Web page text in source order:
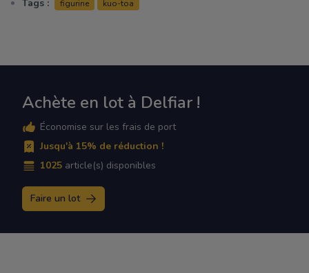
Tags :
figurine kuo-toa
Achète en lot à Delfiar !
Économise sur les frais de port
Jusqu'à 15% de réduction !
1025 article(s) disponibles
Faire un lot